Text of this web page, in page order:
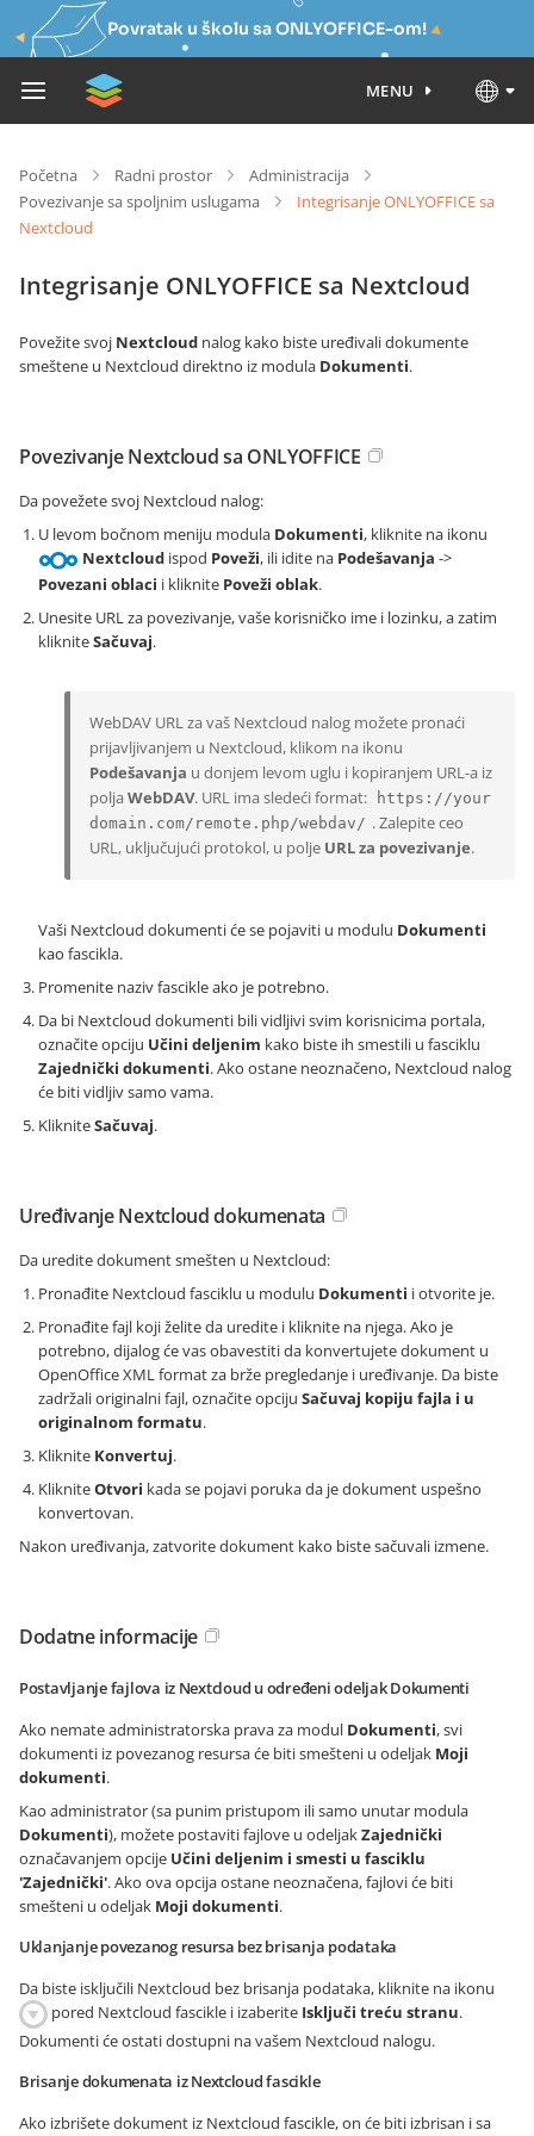
Povratak u školu sa ONLYOFFICE-om!
MENU
Početna Radni prostor
Administracija
Povezivanje sa spoljnim uslugama
Integrisanje ONLYOFFICE sa
Nextcloud
Integrisanje ONLYOFFICE sa Nextcloud
Povežite svoj Nextcloud nalog kako biste uređivali dokumente
smeštene u Nextcloud direktno iz modula Dokumenti.
Povezivanje Nextcloud sa ONLYOFFICE
Da povežete svoj Nextcloud nalog:
U levom bočnom meniju modula Dokumenti, kliknite na ikonu
Nextcloud ispod Poveži, ili idite na Podešavanja ->
Povezani oblaci i kliknite Poveži oblak.
Unesite URL za povezivanje, vaše korisničko ime i lozinku, a zatim
klikniteSačuvaj.
WebDAV URL za vaš Nextcloud nalog možete pronaći
prijavljivanjem u Nextcloud, klikom na ikonu
Podešavanja u donjem levom uglu i kopiranjem URL-a iz
polja WebDAV. URL ima sledeći format:
https://your
domain.com/remote.php/webdav/ . Zalepite ceo
URL, uključujući protokol, u polje URL za povezivanje.
Vaši Nextcloud dokumenti će se pojaviti u modulu Dokumenti
kao fascikla.
Promenite naziv fascikle ako je potrebno.
Da bi Nextcloud dokumenti bili vidljivi svim korisnicima portala,
označite opciju Učini deljenim kako biste ih smestili u fasciklu
Zajednički dokumenti. Ako ostane neoznačeno, Nextcloud nalog
će biti vidljiv samo vama.
KlikniteSačuvaj.
Uređivanje Nextcloud dokumenata
Da uredite dokument smešten u Nextcloud:
Pronađite Nextcloud fasciklu u modulu Dokumenti i otvorite je.
Pronađite fajl koji želite da uredite i kliknite na njega. Ako je
potrebno, dijalog će vas obavestiti da konvertujete dokument u
OpenOffice XML format za brže pregledanje i uređivanje. Da biste
zadržali originalni fajl, označite opciju Sačuvaj kopiju fajla i u
originalnom formatu.
Kliknite Konvertuj.
KlikniteOtvori kada se pojavi poruka da je dokument uspešno
konvertovan.
Nakon uređivanja, zatvorite dokument kako biste sačuvali izmene.
Dodatne informacije
Postavljanje fajlova iz Nextcloud u određeni odeljak Dokumenti
Ako nemate administratorska prava za modul Dokumenti, svi
dokumenti iz povezanog resursa će biti smešteni u odeljak Moji
dokumenti.
Kao administrator (sa punim pristupom ili samo unutar modula
Dokumenti), možete postaviti fajlove u odeljakZajednički
označavanjem opcije Učini deljenim i smesti u fasciklu
'Zajednički'. Ako ova opcija ostane neoznačena, fajlovi će biti
smešteni u odeljak Moji dokumenti.
Uklanjanje povezanog resursa bez brisanja podataka
Da biste isključili Nextcloud bez brisanja podataka, kliknite na ikonu
pored Nextcloud fascikle i izaberite Isključi treću stranu.
Dokumenti će ostati dostupni na vašem Nextcloud nalogu.
Brisanje dokumenata iz Nextcloud fascikle
Ako izbrišete dokument iz Nextcloud fascikle, on će biti izbrisan i sa